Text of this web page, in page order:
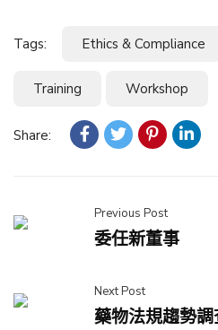
Tags: Ethics & Compliance
Training Workshop
Share:
Previous Post
委任新董事
Next Post
藥物法規趨勢